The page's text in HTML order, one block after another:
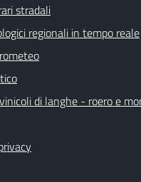
stradali
regionali in tempo reale
di langhe - roero e